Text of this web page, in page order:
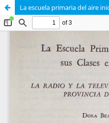
La escuela primaria del aire